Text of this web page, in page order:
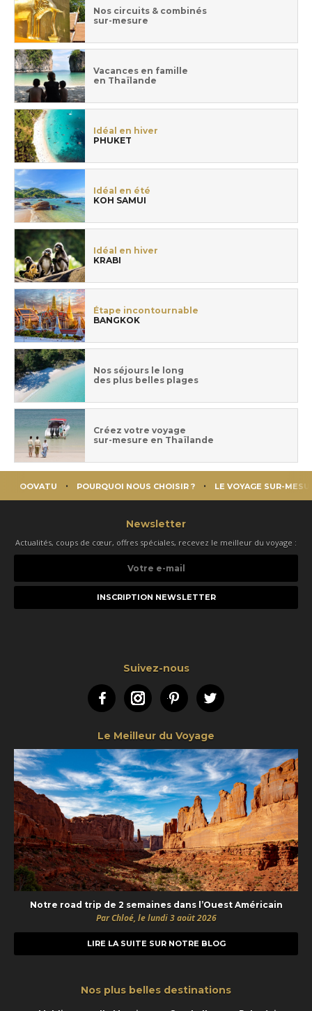
Nos circuits & combinés
sur-mesure
Vacances en famille
en Thaïlande
Idéal en hiver
PHUKET
Idéal en été
KOH SAMUI
Idéal en hiver
KRABI
Étape incontournable
BANGKOK
Nos séjours le long
des plus belles plages
Créez votre voyage
sur-mesure en Thaïlande
OOVATU POURQUOI NOUS CHOISIR ? LE VOYAGE SUR-
Newsletter
Actualités, coups de cœur, offres spéciales, recevez le meilleur du voyage :
e-
Suivez-nous
FacebookInstagramPinterestTwitter
Le Meilleur du Voyage
Notre road trip de 2 semaines dans l’Ouest Américain
Par Chloé, le lundi 3 août 2026
LIRE LA SUITE SUR NOTRE BLOG
Nos plus belles destinations